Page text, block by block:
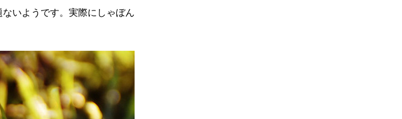
いようです。実際にしゃぼん